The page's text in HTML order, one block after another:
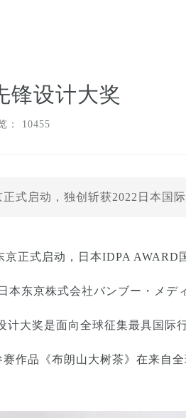
锋设计大奖
： 10455
式启动，独创斩获2022日本国际
正式启动，日本IDPA AWARD
东京株式会社バンブー・メデ
大奖是面向全球征集最具国际
作品《布朗山大树茶》在来自